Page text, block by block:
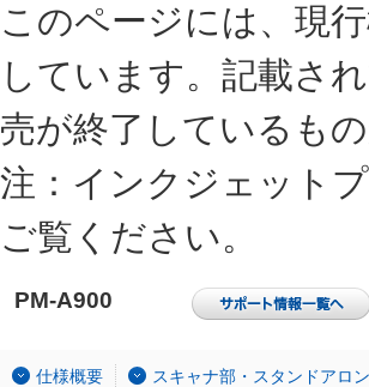
このページには、現
しています。記載さ
売が終了しているも
注：インクジェット
ご覧ください。
PM-A900
仕様概要
スキャナ部・スタンドアロ